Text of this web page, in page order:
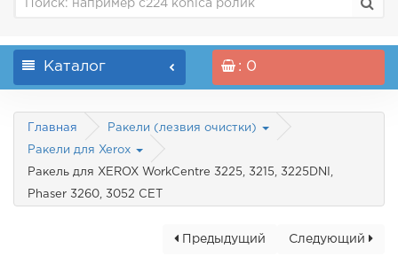
Каталог : 0
Главная Ракели (лезвия очистки)
Ракели для Xerox
Ракель для XEROX WorkCentre 3225, 3215, 3225DNI,
Phaser 3260, 3052 CET
Следующий
Предыдущий